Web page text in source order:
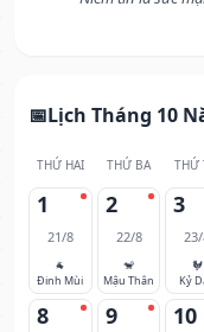
Lịch Tháng 10
THỨ HAI THỨ BA THỨ
1
21/8
🐐
Đinh Mùi
2
22/8
🐒
Mậu Thân
3
🐓
Kỷ
8 9 10